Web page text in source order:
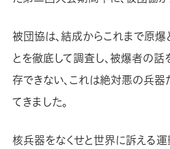
被団協は、結成からこれまで原爆
とを徹底して調査し、被爆者の
存できない、これは絶対悪の兵器
てきました。
核兵器をなくせと世界に訴える